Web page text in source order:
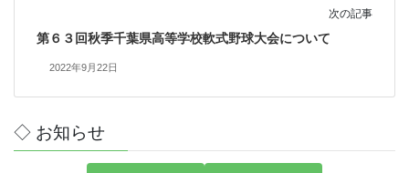
次の記事
第６３回秋季千葉県高等学校軟式野球大会について
2022年9月22日
◇ お知らせ